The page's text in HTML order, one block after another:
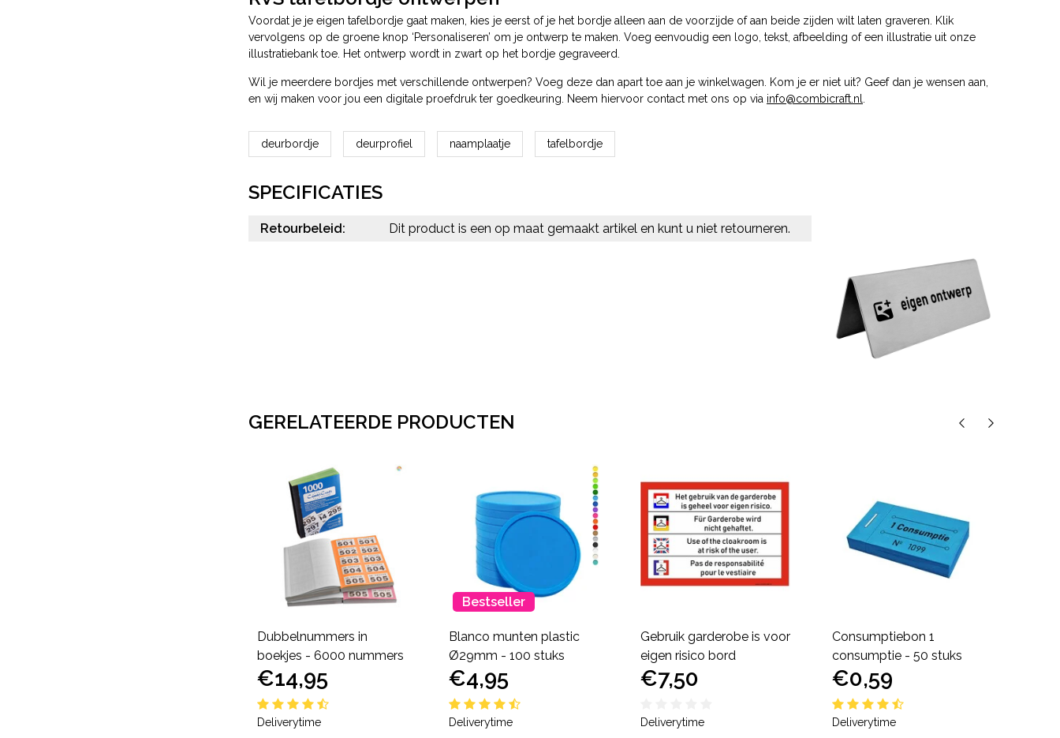
Voordat je je eigen tafelbordje gaat maken, kies je eerst of je het bordje alleen aan de voorzijde of aan beide zijden wilt laten graveren. Klik
vervolgens op de groene knop ‘Personaliseren’ om je ontwerp te maken. Voeg eenvoudig een logo, tekst, afbeelding of een illustratie uit onze
illustratiebank toe. Het ontwerp wordt in zwart op het bordje gegraveerd.
Wil je meerdere bordjes met verschillende ontwerpen? Voeg deze dan apart toe aan je winkelwagen. Kom je er niet uit? Geef dan je wensen aan,
en wij maken voor jou een digitale proefdruk ter goedkeuring. Neem hiervoor contact met ons op via info@combicraft.nl
deurbordje deurprofiel naamplaatje tafelbordje
SPECIFICATIES
Retourbeleid: Dit product is een op maat gemaakt artikel en kunt u niet retourneren.
GERELATEERDE PRODUCTEN
Dubbelnummers in
boekjes - 6000 nummers
€14,95
Deliverytime
Bestseller
Blanco munten plastic
Ø29mm - 100 stuks
€4,95
Deliverytime
Gebruik garderobe is voor
eigen risico bord
€7,50
Deliverytime
Consumptiebon 1
consumptie - 50 stuks
€0,59
Deliverytime